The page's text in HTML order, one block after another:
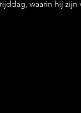
waarin hij zijn